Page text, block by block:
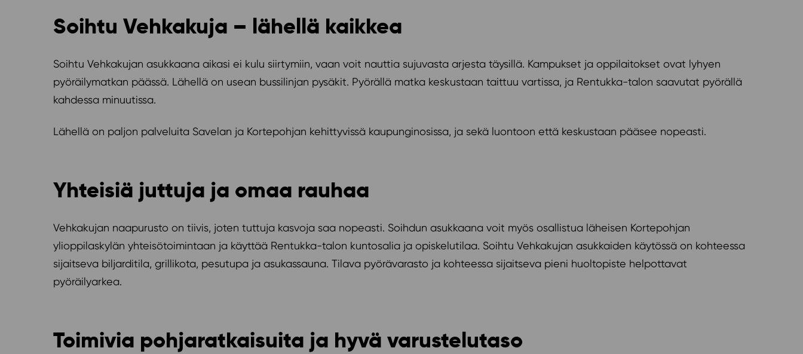
Soihtu Vehkakuja – lähellä kaikkea
Soihtu Vehkakujan asukkaana aikasi ei kulu siirtymiin, vaan voit nauttia sujuvasta arjesta täysillä. Kampukset ja oppilaitokset ovat lyhyen
pyöräilymatkan päässä. Lähellä on usean bussilinjan pysäkit. Pyörällä matka keskustaan taittuu vartissa, ja Rentukka-talon saavutat pyörällä
kahdessa minuutissa.
Lähellä on paljon palveluita Savelan ja Kortepohjan kehittyvissä kaupunginosissa, ja sekä luontoon että keskustaan pääsee nopeasti.
Yhteisiä juttuja ja omaa rauhaa
Vehkakujan naapurusto on tiivis, joten tuttuja kasvoja saa nopeasti. Soihdun asukkaana voit myös osallistua läheisen Kortepohjan
ylioppilaskylän yhteisötoimintaan ja käyttää Rentukka-talon kuntosalia ja opiskelutilaa. Soihtu Vehkakujan asukkaiden käytössä on kohteessa
sijaitseva biljarditila, grillikota, pesutupa ja asukassauna. Tilava pyörävarasto ja kohteessa sijaitseva pieni huoltopiste helpottavat
pyöräilyarkea.
Toimivia pohjaratkaisuita ja hyvä varustelutaso